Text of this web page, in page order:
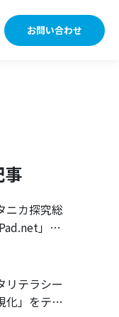
お問い合わせ
事
ニカ探究総
」で
県立藤枝
リテラシー
化」をテー